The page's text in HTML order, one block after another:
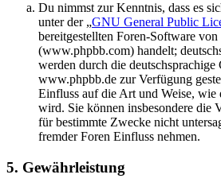
Du nimmst zur Kenntnis, dass es
unter der „GNU General Public
bereitgestellten Foren-Software
(www.phpbb.com) handelt;
werden durch die
www.phpbb.de zur Verfügung
Einfluss auf die Art und Weise, wie
wird. Sie können insbesondere die
für bestimmte Zwecke nicht
fremder Foren Einfluss nehmen.
5. Gewährleistung